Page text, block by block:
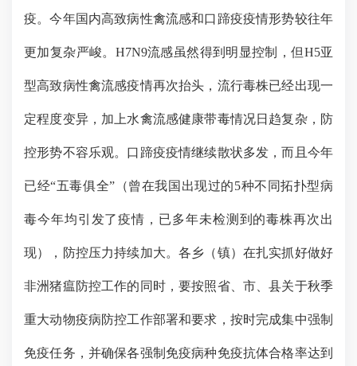
疫。今年国内高致病性禽流感和口蹄疫疫情形势较往年
更加复杂严峻。 H7N9流感虽然得到明显控制，但H5亚
型高致病性禽流感疫情再次抬头，流行毒株已经出现一
定程度变异，加上水禽流感健康带毒情况日趋复杂，防
控形势不容乐观。口蹄疫疫情继续散状多发 ，而且今年
已经“五毒俱全”（曾在我国出现过的5种不同拓扑型病
毒今年均引发了疫情，已多年未检测到的毒株再次出
现），防控压力持续加大。各乡（镇）在扎实抓好做好
非洲猪瘟防控工作的同时，要按照省、市、县关于秋季
重大动物疫病防控工作部署和要求，按时完成集中强制
免疫任务，并确保各强制免疫病种免疫抗体合格率达到